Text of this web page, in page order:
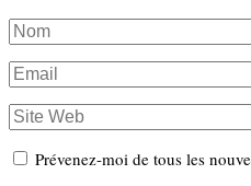
Prévenez-moi de tous les